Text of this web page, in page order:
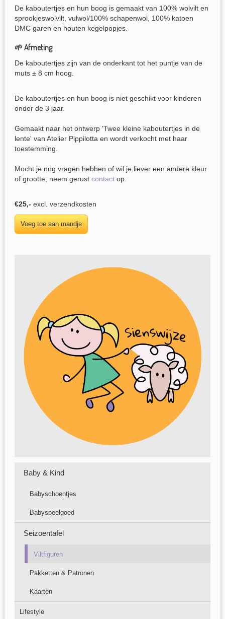
De kaboutertjes en hun boog is gemaakt van 100% wolvilt en
sprookjeswolvilt, vulwol/100% schapenwol, 100% katoen
DMC garen en houten kegelpopjes.
🌱 Afmeting
De kaboutertjes zijn van de onderkant tot het puntje van de
muts ± 8 cm hoog.
De kaboutertjes en hun boog is niet geschikt voor kinderen
onder de 3 jaar.
Gemaakt naar het ontwerp 'Twee kleine kaboutertjes in de
lente' van Atelier Pippilotta en wordt verkocht met haar
toestemming.
Mocht je nog vragen hebben of wil je liever een andere kleur
of grootte, neem gerust contactop.
€25,- excl. verzendkosten
Baby & Kind
Babyschoentjes
Babyspeelgoed
Seizoentafel
Viltfiguren
Pakketten & Patronen
Kaarten
Lifestyle